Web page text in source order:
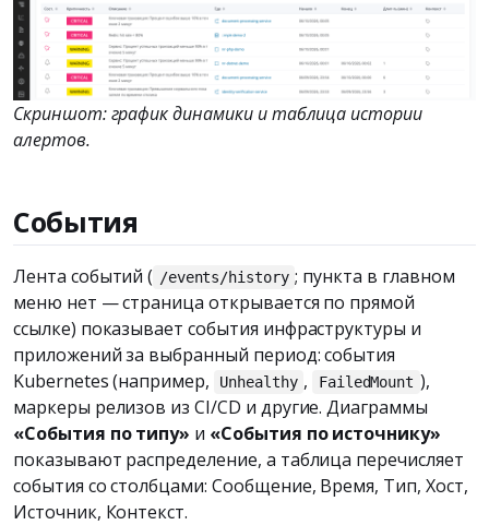
Скриншот: график динамики и таблица истории
алертов.
События
Лента событий ( /events/history ; пункта в главном
меню нет — страница открывается по прямой
ссылке) показывает события инфраструктуры и
приложений за выбранный период: события
Kubernetes (например,
Unhealthy , FailedMount ),
маркеры релизов из CI/CD и другие. Диаграммы
«События по типу» и «События по источнику»
показывают распределение, а таблица перечисляет
события со столбцами: Сообщение, Время, Тип, Хост,
Источник, Контекст.